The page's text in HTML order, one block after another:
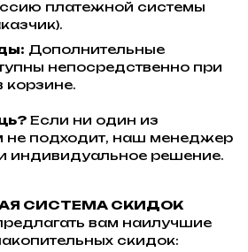
платежной системы
Дополнительные
непосредственно при
Если ни один из
не подходит, наш менеджер
индивидуальное решение.
СИСТЕМА СКИДОК
вам наилучшие
скидок: